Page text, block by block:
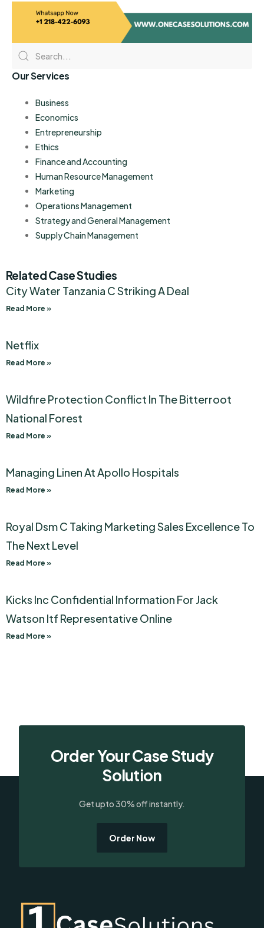
Our Services
Business
Economics
Entrepreneurship
Ethics
Finance and Accounting
Human Resource Management
Marketing
Operations Management
Strategy and General Management
Supply Chain Management
Related Case Studies
City Water Tanzania C Striking A Deal
Read More »
Netflix
Read More »
Wildfire Protection Conflict In The Bitterroot
National Forest
Read More »
Managing Linen At Apollo Hospitals
Read More »
Royal Dsm C Taking Marketing Sales Excellence To
The Next Level
Read More »
Kicks Inc Confidential Information For Jack
Watson Itf Representative Online
Read More »
Order Your Case Study
Solution
Get upto 30% off instantly.
Order Now